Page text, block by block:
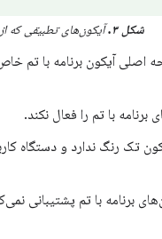
شکل ۳. آیکون‌های تطبیقی ​​که
اصلی آیکون برنامه با تم
برنامه با تم را فعال نکند.
برنامه با تم پشتیبانی